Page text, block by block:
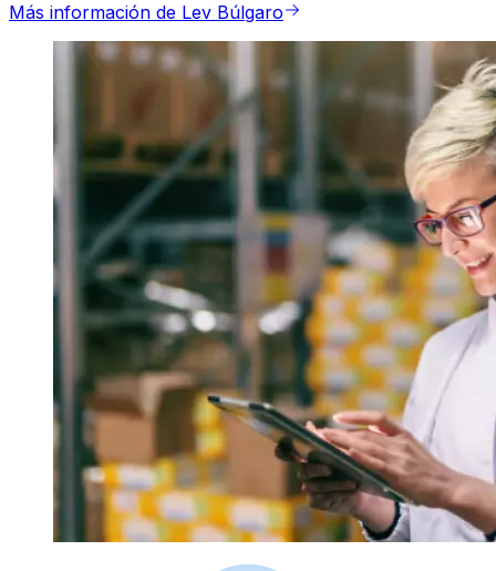
Más información de Lev Búlgaro